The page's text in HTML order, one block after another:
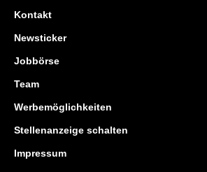
Kontakt
Newsticker
Jobbörse
Team
Werbemöglichkeiten
Stellenanzeige schalten
Impressum